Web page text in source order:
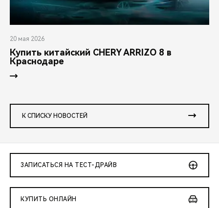
20 мая 2026
Купить китайский CHERY ARRIZO 8 в
Краснодаре
К СПИСКУ НОВОСТЕЙ
ЗАПИСАТЬСЯ НА ТЕСТ-ДРАЙВ
КУПИТЬ ОНЛАЙН